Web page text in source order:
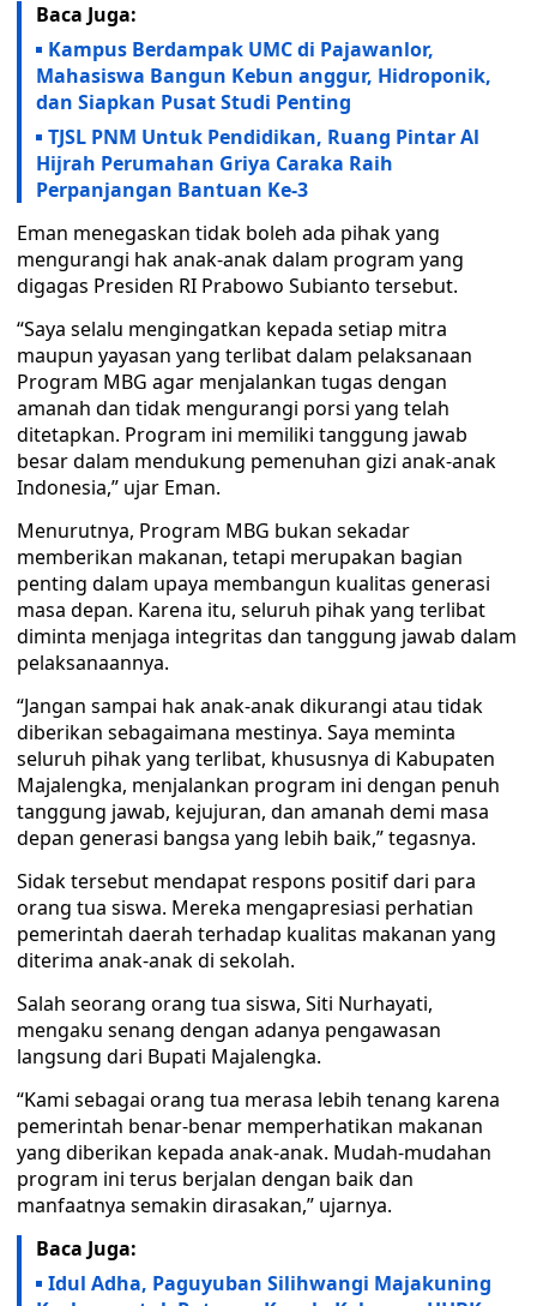
Baca Juga:
Kampus Berdampak UMC di Pajawanlor,
Mahasiswa Bangun Kebun anggur, Hidroponik,
dan Siapkan Pusat Studi Penting
TJSL PNM Untuk Pendidikan, Ruang Pintar Al
Hijrah Perumahan Griya Caraka Raih
Perpanjangan Bantuan Ke-3
Eman menegaskan tidak boleh ada pihak yang
mengurangi hak anak-anak dalam program yang
digagas Presiden RI Prabowo Subianto tersebut.
“Saya selalu mengingatkan kepada setiap mitra
maupun yayasan yang terlibat dalam pelaksanaan
Program MBG agar menjalankan tugas dengan
amanah dan tidak mengurangi porsi yang telah
ditetapkan. Program ini memiliki tanggung jawab
besar dalam mendukung pemenuhan gizi anak-anak
Indonesia,” ujar Eman.
Menurutnya, Program MBG bukan sekadar
memberikan makanan, tetapi merupakan bagian
penting dalam upaya membangun kualitas generasi
masa depan. Karena itu, seluruh pihak yang terlibat
diminta menjaga integritas dan tanggung jawab dalam
pelaksanaannya.
“Jangan sampai hak anak-anak dikurangi atau tidak
diberikan sebagaimana mestinya. Saya meminta
seluruh pihak yang terlibat, khususnya di Kabupaten
Majalengka, menjalankan program ini dengan penuh
tanggung jawab, kejujuran, dan amanah demi masa
depan generasi bangsa yang lebih baik,” tegasnya.
Sidak tersebut mendapat respons positif dari para
orang tua siswa. Mereka mengapresiasi perhatian
pemerintah daerah terhadap kualitas makanan yang
diterima anak-anak di sekolah.
Salah seorang orang tua siswa, Siti Nurhayati,
mengaku senang dengan adanya pengawasan
langsung dari Bupati Majalengka.
“Kami sebagai orang tua merasa lebih tenang karena
pemerintah benar-benar memperhatikan makanan
yang diberikan kepada anak-anak. Mudah-mudahan
program ini terus berjalan dengan baik dan
manfaatnya semakin dirasakan,” ujarnya.
Baca Juga:
Idul Adha, Paguyuban Silihwangi Majakuning